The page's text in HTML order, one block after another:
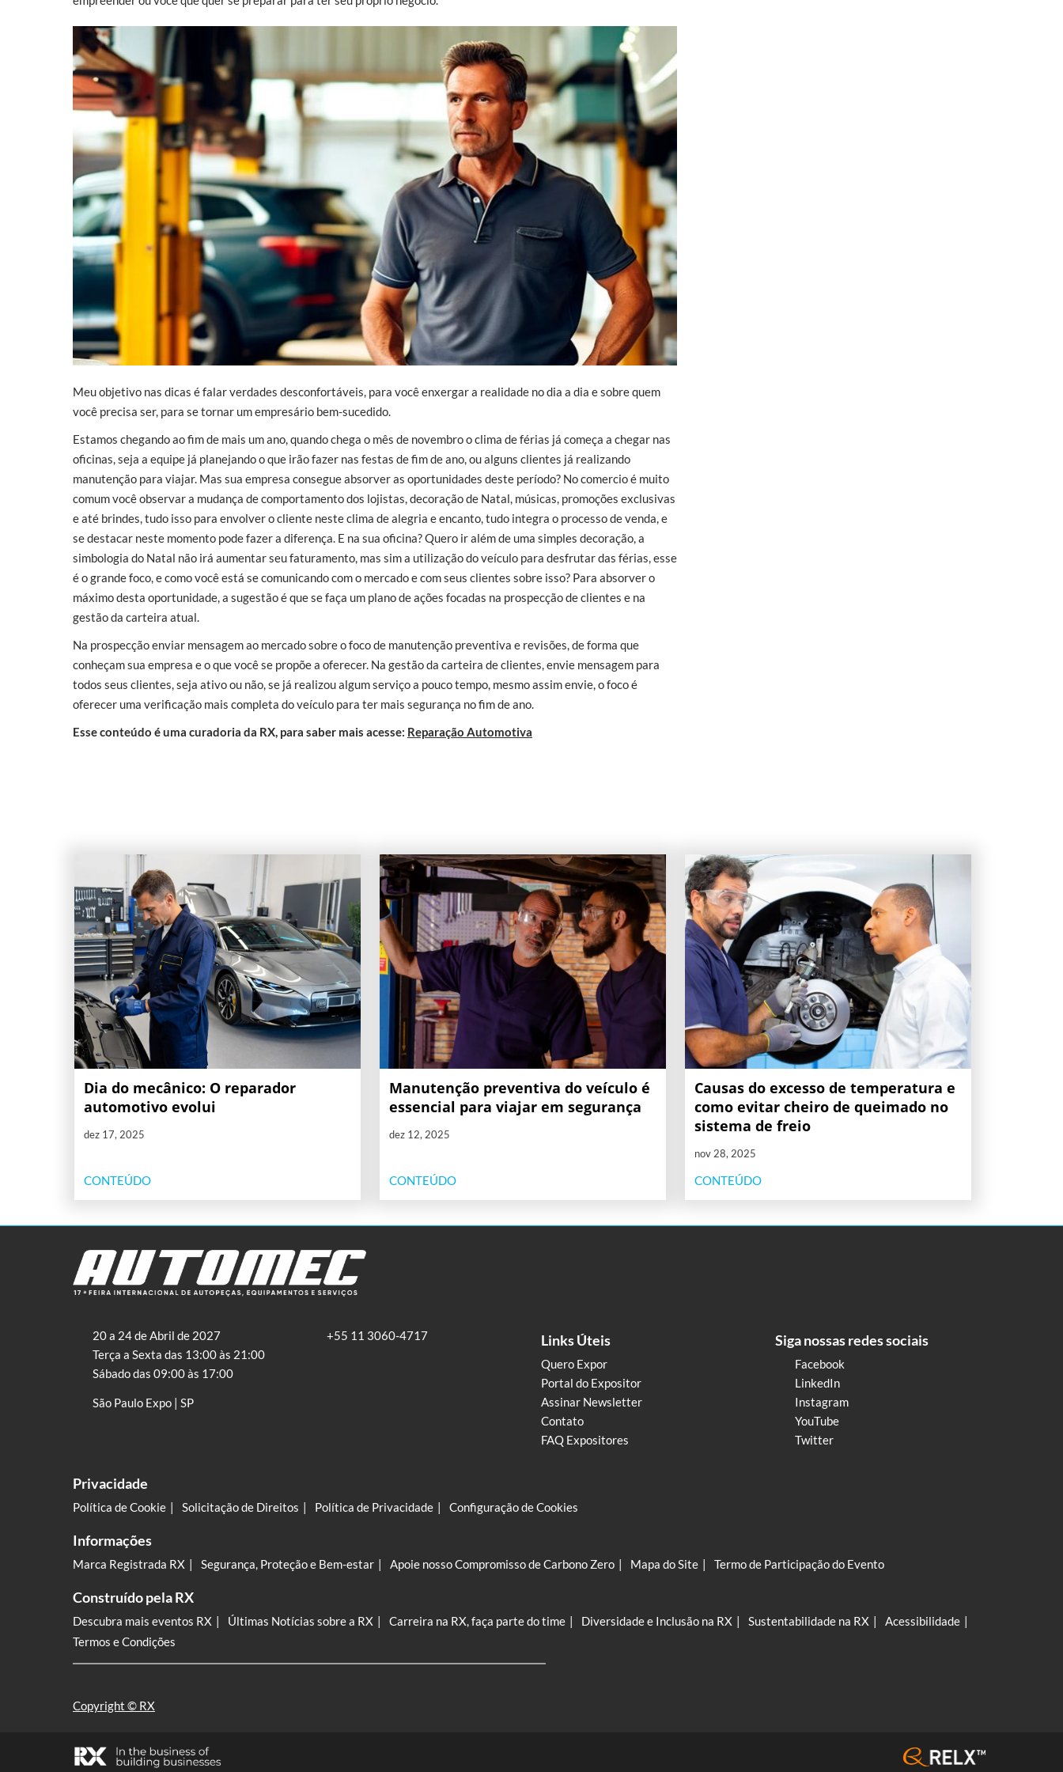
Meu objetivo nas dicas é falar verdades desconfortáveis, para você enxergar a realidade no dia a dia e sobre quem
você precisa ser, para se tornar um empresário bem-sucedido.
Estamos chegando ao fim de mais um ano, quando chega o mês de novembro o clima de férias já começa a chegar nas
oficinas, seja a equipe já planejando o que irão fazer nas festas de fim de ano, ou alguns clientes já realizando
manutenção para viajar. Mas sua empresa consegue absorver as oportunidades deste período? No comercio é muito
comum você observar a mudança de comportamento dos lojistas, decoração de Natal, músicas, promoções exclusivas
e até brindes, tudo isso para envolver o cliente neste clima de alegria e encanto, tudo integra o processo de venda, e
se destacar neste momento pode fazer a diferença. E na sua oficina? Quero ir além de uma simples decoração, a
simbologia do Natal não irá aumentar seu faturamento, mas sim a utilização do veículo para desfrutar das férias, esse
é o grande foco, e como você está se comunicando com o mercado e com seus clientes sobre isso? Para absorver o
máximo desta oportunidade, a sugestão é que se faça um plano de ações focadas na prospecção de clientes e na
gestão da carteira atual.
Na prospecção enviar mensagem ao mercado sobre o foco de manutenção preventiva e revisões, de forma que
conheçam sua empresa e o que você se propõe a oferecer. Na gestão da carteira de clientes, envie mensagem para
todos seus clientes, seja ativo ou não, se já realizou algum serviço a pouco tempo, mesmo assim envie, o foco é
oferecer uma verificação mais completa do veículo para ter mais segurança no fim de ano.
Esse conteúdo é uma curadoria da RX, para saber mais acesse: Reparação Automotiva
Dia do mecânico: O reparador
automotivo evolui
dez 17, 2025
CONTEÚDO
Manutenção preventiva do veículo é
essencial para viajar em segurança
dez 12, 2025
CONTEÚDO
Causas do excesso de temperatura e
como evitar cheiro de queimado no
sistema de freio
nov 28, 2025
CONTEÚDO
20 a 24 de Abril de 2027
Terça a Sexta das 13:00 às 21:00
Sábado das 09:00 às 17:00
São Paulo Expo | SP
+55 11 3060-4717 Links Úteis
Quero Expor
Portal do Expositor
Assinar Newsletter
Contato
FAQ Expositores
Siga nossas redes sociais
Facebook
LinkedIn
Instagram
YouTube
Twitter
Privacidade
Política de Cookie Solicitação de Direitos Política de Privacidade Configuração de Cookies
Informações
Marca Registrada RX Segurança, Proteção e Bem-estar Apoie nosso Compromisso de Carbono Zero Mapa do Site Termo de Participação do Evento
Construído pela RX
Descubra mais eventos RX Últimas Notícias sobre a RX Carreira na RX, faça parte do time Diversidade e Inclusão na RX Sustentabilidade na RX
Acessibilidade
Termos e Condições
Copyright © RX